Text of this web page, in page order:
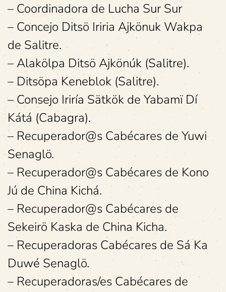
– Coordinadora de Lucha Sur Sur
– Concejo Ditsö Iriria Ajkönuk Wakpa
de Salitre.
– Alakölpa Ditsö Ajkönúk (Salitre).
– Ditsöpa Keneblok (Salitre).
– Consejo Iriría Sätkök de Yabamï Dí
Kátá (Cabagra).
– Recuperador@s Cabécares de Yuwi
Senaglö.
– Recuperador@s Cabécares de Kono
Jú de China Kichá.
– Recuperador@s Cabécares de
Sekeirö Kaska de China Kicha.
– Recuperadoras Cabécares de Sá Ka
Duwé Senaglö.
– Recuperadoras/es Cabécares de